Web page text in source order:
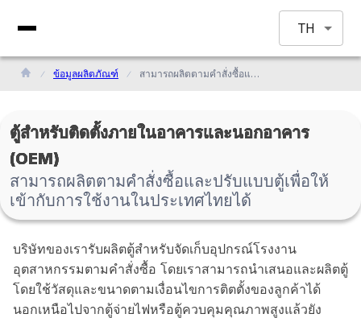
TH
ข้อมูลผลิตภัณฑ์ สามารถผลิตตามคำสั่งซื้อและปรับแบบตู้เพื่อให้เข้ากับการใช้งานในประเทศไทยได้
ตู้สำหรับติดตั้งภายในอาคารและนอกอาคาร
(OEM)
สามารถผลิตตามคำสั่งซื้อและปรับแบบตู้เพื่อให้
เข้ากับการใช้งานในประเทศไทยได้
บริษัทของเรารับผลิตตู้สำหรับจัดเก็บอุปกรณ์โรงงาน
อุตสาหกรรมตามคำสั่งซื้อ โดยเราสามารถนำเสนอและผลิตตู้
โดยใช้วัสดุและขนาดตามเงื่อนไขการติตตั้งของลูกค้าได้
นอกเหนือไปจากตู้จ่ายไฟหรือตู้ควบคุมคุณภาพสูงแล้วยัง